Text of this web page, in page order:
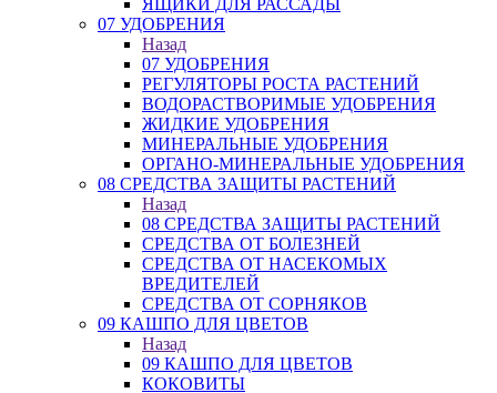
ЯЩИКИ ДЛЯ РАССАДЫ
07 УДОБРЕНИЯ
Назад
07 УДОБРЕНИЯ
РЕГУЛЯТОРЫ РОСТА РАСТЕНИЙ
ВОДОРАСТВОРИМЫЕ УДОБРЕНИЯ
ЖИДКИЕ УДОБРЕНИЯ
МИНЕРАЛЬНЫЕ УДОБРЕНИЯ
ОРГАНО-МИНЕРАЛЬНЫЕ УДОБРЕНИЯ
08 СРЕДСТВА ЗАЩИТЫ РАСТЕНИЙ
Назад
08 СРЕДСТВА ЗАЩИТЫ РАСТЕНИЙ
СРЕДСТВА ОТ БОЛЕЗНЕЙ
СРЕДСТВА ОТ НАСЕКОМЫХ
ВРЕДИТЕЛЕЙ
СРЕДСТВА ОТ СОРНЯКОВ
09 КАШПО ДЛЯ ЦВЕТОВ
Назад
09 КАШПО ДЛЯ ЦВЕТОВ
КОКОВИТЫ